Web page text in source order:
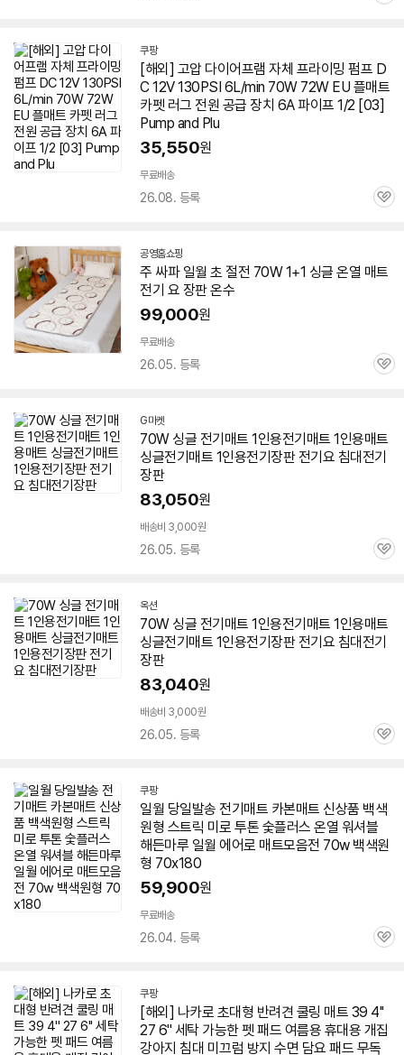
쿠팡
[해외] 고압 다이어프램 자체 프라이밍 펌프 D
C 12V 130PSI 6L/min 70W72W EU 플매트
카펫 러그 전원 공급 장치 6A 파이프 1/2 [03]
Pump and Plu
35,550원
무료배송
26.08. 등록
관
공영홈쇼핑
주 싸파 일월 초 절전 70W1+1 싱글 온열 매트
전기 요 장판 온수
99,000원
무료배송
26.05. 등록
관
G마켓
70W싱글 전기매트 1인용전기매트 1인용매트
싱글전기매트 1인용전기장판 전기요 침대전기
장판
83,050원
배송비 3,000원
26.05. 등록
관
옥션
70W싱글 전기매트 1인용전기매트 1인용매트
싱글전기매트 1인용전기장판 전기요 침대전기
장판
83,040원
배송비 3,000원
26.05. 등록
관
쿠팡
일월 당일발송 전기매트 카본매트 신상품 백색
원형 스트릭 미로 투톤 숯플러스 온열 워셔블
해든마루 일월 에어로 매트모음전 70w백색원
형 70x180
59,900원
무료배송
26.04. 등록
관
쿠팡
[해외] 나카로 초대형 반려견 쿨링 매트 39 4''
27 6'' 세탁 가능한 펫 패드 여름용 휴대용 개집
강아지 침대 미끄럼 방지 수면 담요 패드 무독